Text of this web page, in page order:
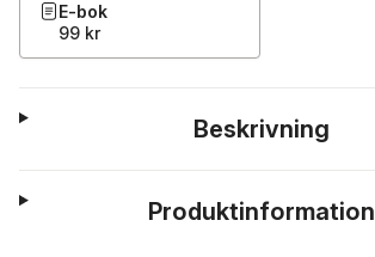
E-bok
99 kr
Beskrivning
Produktinformation